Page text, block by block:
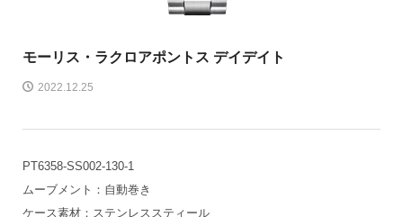
モーリス・ラクロアポントス デイデイト
2022.12.25
PT6358-SS002-130-1
ムーブメント：自動巻き
ケース素材：ステンレススティール